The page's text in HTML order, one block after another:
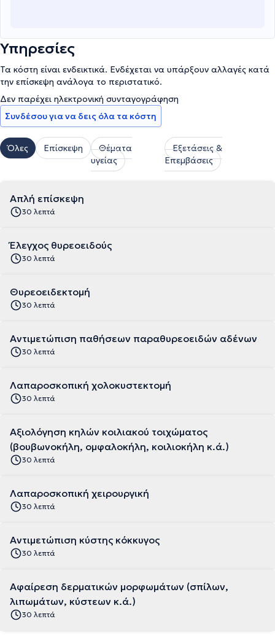
Υπηρεσίες
Τα κόστη είναι ενδεικτικά. Ενδέχεται να υπάρξουν αλλαγές κατά
την επίσκεψη ανάλογα το περιστατικό.
Δεν παρέχει ηλεκτρονική συνταγογράφηση
Συνδέσου για να δεις όλα τα κόστη
Όλες Επίσκεψη
Θέματα
υγείας
Εξετάσεις &
Επεμβάσεις
Απλή επίσκεψη
30 λεπτά
Έλεγχος θυρεοειδούς
30 λεπτά
Θυρεοειδεκτομή
30 λεπτά
Αντιμετώπιση παθήσεων παραθυρεοειδών αδένων
30 λεπτά
Λαπαροσκοπική χολοκυστεκτομή
30 λεπτά
Αξιολόγηση κηλών κοιλιακού τοιχώματος
(βουβωνοκήλη, ομφαλοκήλη, κοιλιοκήλη κ.ά.)
30 λεπτά
Λαπαροσκοπική χειρουργική
30 λεπτά
Αντιμετώπιση κύστης κόκκυγος
30 λεπτά
Αφαίρεση δερματικών μορφωμάτων (σπίλων,
λιπωμάτων, κύστεων κ.ά.)
30 λεπτά